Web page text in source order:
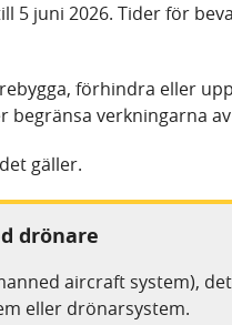
5 juni 2026. Tider för
förhindra eller
begränsa verkningarna
gäller.
drönare
aircraft system),
eller drönarsystem.